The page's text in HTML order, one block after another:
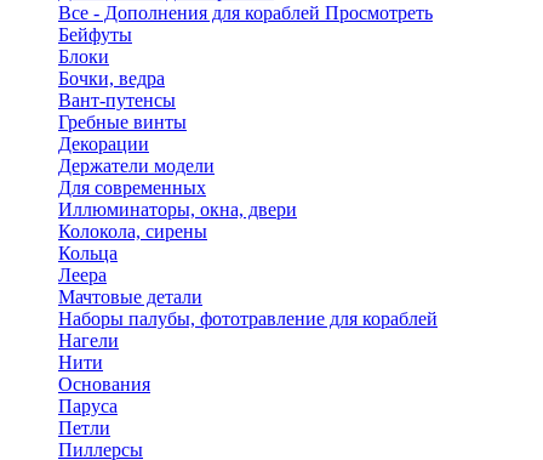
Все - Дополнения для кораблей Просмотреть
Бейфуты
Блоки
Бочки, ведра
Вант-путенсы
Гребные винты
Декорации
Держатели модели
Для современных
Иллюминаторы, окна, двери
Колокола, сирены
Кольца
Леера
Мачтовые детали
Наборы палубы, фототравление для кораблей
Нагели
Нити
Основания
Паруса
Петли
Пиллерсы